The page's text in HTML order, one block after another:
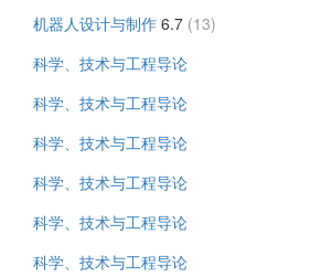
机器人设计与制作 6.7 (13)
科学、技术与工程导论
科学、技术与工程导论
科学、技术与工程导论
科学、技术与工程导论
科学、技术与工程导论
科学、技术与工程导论